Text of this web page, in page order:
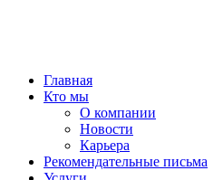
Главная
Кто мы
О компании
Новости
Карьера
Рекомендательные письма